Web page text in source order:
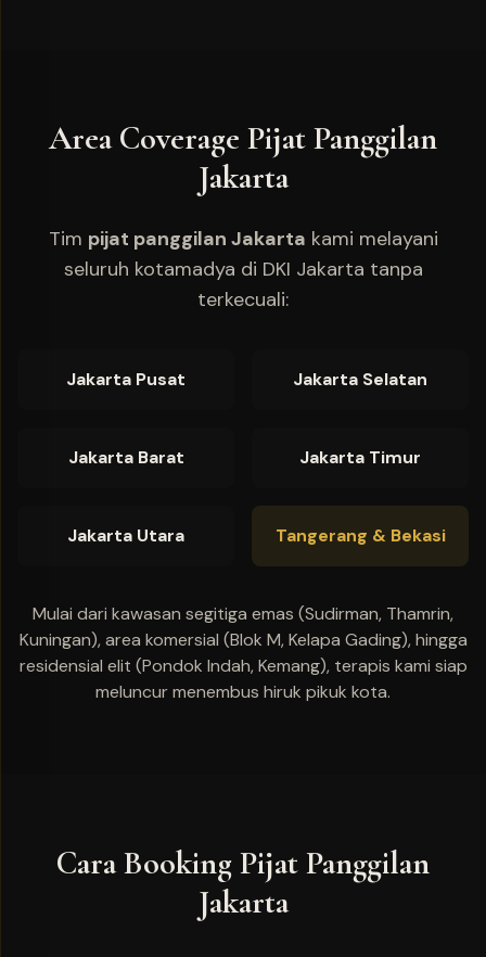
Area Coverage Pijat Panggilan
Jakarta
Tim pijat panggilan Jakarta kami melayani
seluruh kotamadya di DKI Jakarta tanpa
terkecuali:
Jakarta Pusat Jakarta Selatan
Jakarta Barat Jakarta Timur
Jakarta Utara Tangerang & Bekasi
Mulai dari kawasan segitiga emas (Sudirman, Thamrin,
Kuningan), area komersial (Blok M, Kelapa Gading), hingga
residensial elit (Pondok Indah, Kemang), terapis kami siap
meluncur menembus hiruk pikuk kota.
Cara Booking Pijat Panggilan
Jakarta